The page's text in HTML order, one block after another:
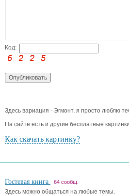
Код:
Здесь вариация - Эгмонт, я просто люблю
На сайте есть и другие бесплатные
Как скачать картинку?
Гостевая книга 64 сообщ.
Здесь можно общаться на любые темы.